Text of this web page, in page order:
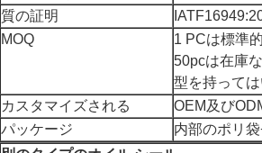
質の証明
MOQ
1 PCは標準
50pcは在庫
型を持って
カスタマイズされる
OEM及び
パッケージ
内部のポリ